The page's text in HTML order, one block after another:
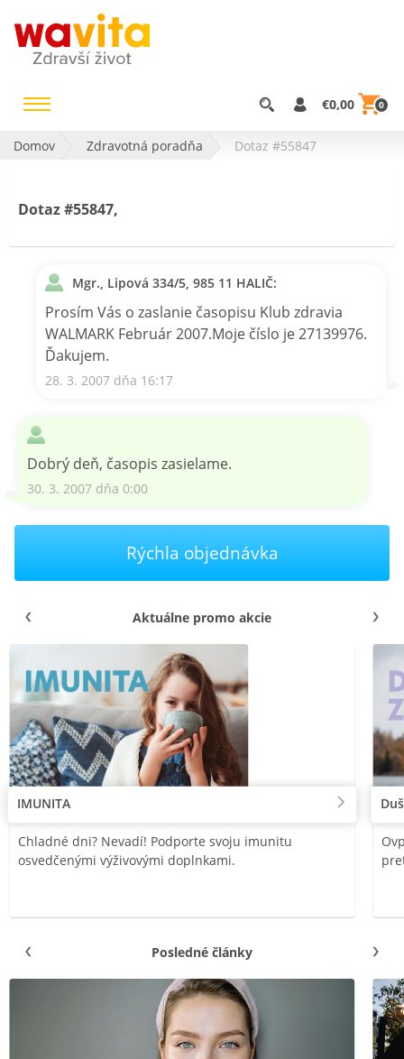
€0,00 0
Domov Zdravotná poradňa Dotaz #55847
Dotaz #55847,
Mgr., Lipová 334/5, 985 11 HALIČ:
Prosím Vás o zaslanie časopisu Klub zdravia
WALMARK Február 2007.Moje číslo je 27139976.
Ďakujem.
28. 3. 2007 dňa 16:17
Dobrý deň, časopis zasielame.
30. 3. 2007 dňa 0:00
Rýchla objednávka
Aktuálne promo akcie
IMUNITA
Chladné dni? Nevadí! Podporte svoju imunitu
osvedčenými výživovými doplnkami.
Posledné články